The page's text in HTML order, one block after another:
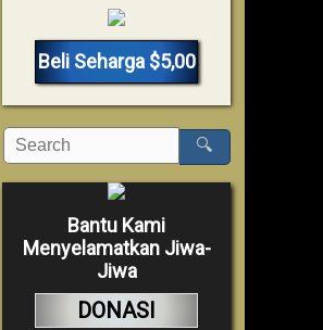
Beli Seharga $5,00
🔍
Bantu Kami
Menyelamatkan Jiwa-
Jiwa
DONASI